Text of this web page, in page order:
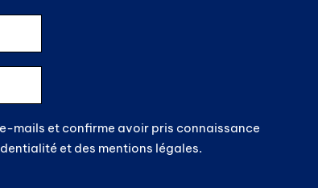
mails et confirme avoir pris connaissance
et des mentions légales.